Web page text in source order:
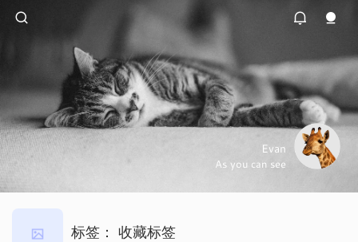
Evan
As you can see
标签： 收藏标签